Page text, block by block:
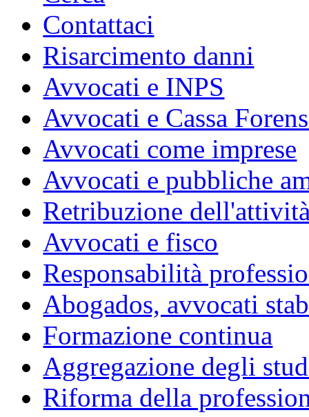
Contattaci
Risarcimento danni
Avvocati e INPS
Avvocati e Cassa
Avvocati come imprese
Avvocati e pubbliche
Retribuzione
Avvocati e fisco
Responsabilità
Abogados, avvocati
Formazione continua
Aggregazione degli
Riforma della